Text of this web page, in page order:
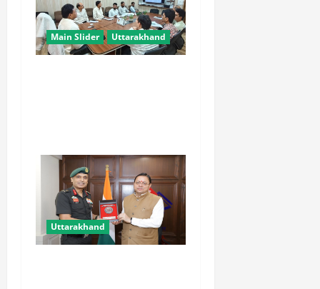
Main Slider Uttarakhand
Uttarakhand